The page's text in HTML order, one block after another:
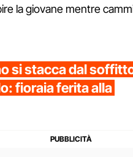
la giovane mentre
si stacca dal
fioraia ferita alla